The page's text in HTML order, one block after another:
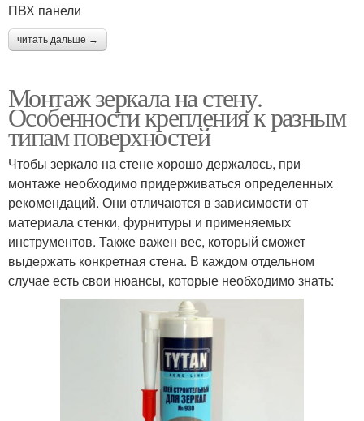
ПВХ панели
читать дальше →
Монтаж зеркала на стену.
Особенности крепления к разным
типам поверхностей
Чтобы зеркало на стене хорошо держалось, при
монтаже необходимо придерживаться определенных
рекомендаций. Они отличаются в зависимости от
материала стенки, фурнитуры и применяемых
инструментов. Также важен вес, который сможет
выдержать конкретная стена. В каждом отдельном
случае есть свои нюансы, которые необходимо знать: